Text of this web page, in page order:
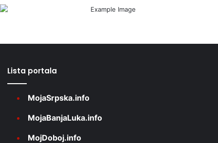
Lista portala
MojaSrpska.info
MojaBanjaLuka.info
MojDoboj.info